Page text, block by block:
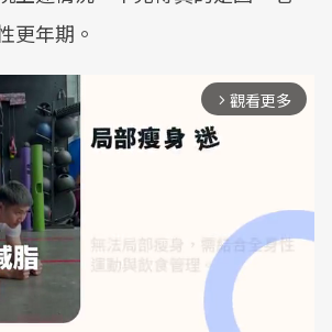
更年期。
arrow_forward_ios 觀看更多